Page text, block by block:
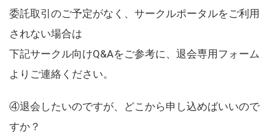
委託取引のご予定がなく、サークルポータルをご利用
されない場合は
下記サークル向けQ&Aをご参考に、退会専用フォーム
よりご連絡ください。
④退会したいのですが、どこから申し込めばいいので
すか？